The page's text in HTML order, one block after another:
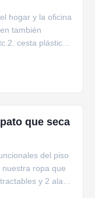
hogar y la oficina
también
cesta plástica
que seca
del piso
ropa que
y 2 alas